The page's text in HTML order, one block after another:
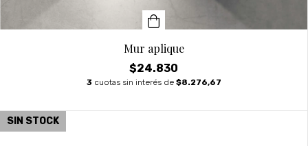
Mur aplique
$24.830
3 cuotas sin interés de $8.276,67
SIN STOCK